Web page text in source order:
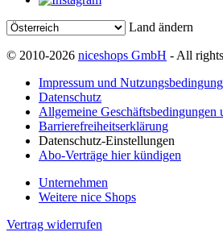
Land ändern
© 2010-2026 niceshops GmbH - All
Impressum und
Datenschutz
Allgemeine Geschäftsbedingungen
Barrierefreiheitserklärung
Datenschutz-Einstellungen
Abo-Verträge hier kündigen
Unternehmen
Weitere nice Shops
Vertrag widerrufen